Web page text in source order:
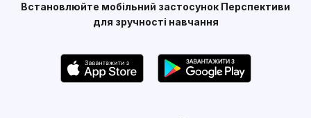
Встановлюйте мобільний застосунок Перспективи
для зручності навчання